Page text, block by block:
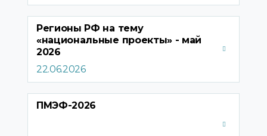
Регионы РФ на тему
«национальные проекты» - май
2026
22.06.2026
ПМЭФ-2026